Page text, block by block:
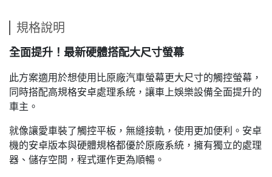
規格說明
全面提升！最新硬體搭配大尺寸螢幕
此方案適用於想使用比原廠汽車螢幕更大尺寸的觸控螢幕，
同時搭配高規格安卓處理系統，讓車上娛樂設備全面提升的
車主。
就像讓愛車裝了觸控平板，無縫接軌，使用更加便利。安卓
機的安卓版本與硬體規格都優於原廠系統，擁有獨立的處理
器、儲存空間，程式運作更為順暢。